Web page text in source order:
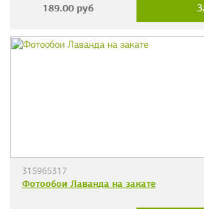
189.00 руб
315965317
Фотообои Лаванда на закате